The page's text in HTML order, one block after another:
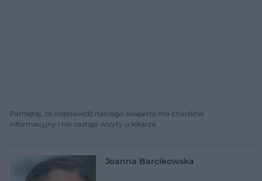
Pamiętaj, że odpowiedź naszego eksperta ma charakter
informacyjny i nie zastąpi wizyty u lekarza.
Joanna Barcikowska